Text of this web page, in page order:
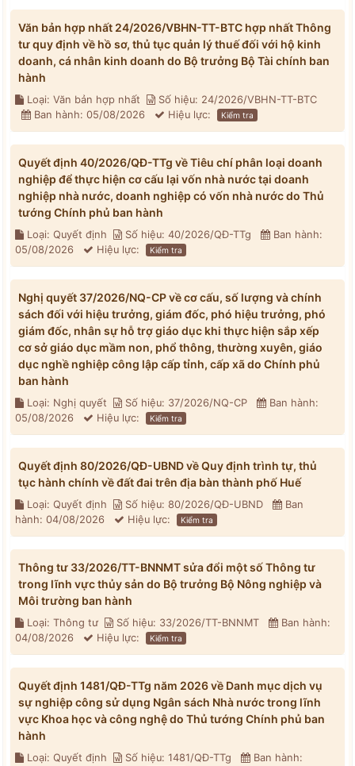
Văn bản hợp nhất 24/2026/VBHN-TT-BTC hợp nhất Thông
tư quy định về hồ sơ, thủ tục quản lý thuế đối với hộ kinh
doanh, cá nhân kinh doanh do Bộ trưởng Bộ Tài chính ban
hành
Loại: Văn bản hợp nhất
Số hiệu: 24/2026/VBHN-TT-BTC
Ban hành: 05/08/2026
Hiệu lực: Kiểm tra
Quyết định 40/2026/QĐ-TTg về Tiêu chí phân loại doanh
nghiệp để thực hiện cơ cấu lại vốn nhà nước tại doanh
nghiệp nhà nước, doanh nghiệp có vốn nhà nước do Thủ
tướng Chính phủ ban hành
Loại: Quyết định Số hiệu: 40/2026/QĐ-TTg
Ban hành:
05/08/2026
Hiệu lực: Kiểm tra
Nghị quyết 37/2026/NQ-CP về cơ cấu, số lượng và chính
sách đối với hiệu trưởng, giám đốc, phó hiệu trưởng, phó
giám đốc, nhân sự hỗ trợ giáo dục khi thực hiện sắp xếp
cơ sở giáo dục mầm non, phổ thông, thường xuyên, giáo
dục nghề nghiệp công lập cấp tỉnh, cấp xã do Chính phủ
ban hành
Loại: Nghị quyết Số hiệu: 37/2026/NQ-CP
Ban hành:
05/08/2026
Hiệu lực: Kiểm tra
Quyết định 80/2026/QĐ-UBND về Quy định trình tự, thủ
tục hành chính về đất đai trên địa bàn thành phố Huế
Loại: Quyết định Số hiệu: 80/2026/QĐ-UBND
Ban
hành: 04/08/2026
Hiệu lực: Kiểm tra
Thông tư 33/2026/TT-BNNMT sửa đổi một số Thông tư
trong lĩnh vực thủy sản do Bộ trưởng Bộ Nông nghiệp và
Môi trường ban hành
Loại: Thông tư Số hiệu: 33/2026/TT-BNNMT
Ban hành:
04/08/2026
Hiệu lực: Kiểm tra
Quyết định 1481/QĐ-TTg năm 2026 về Danh mục dịch vụ
sự nghiệp công sử dụng Ngân sách Nhà nước trong lĩnh
vực Khoa học và công nghệ do Thủ tướng Chính phủ ban
hành
Loại: Quyết định Số hiệu: 1481/QĐ-TTg
Ban hành: